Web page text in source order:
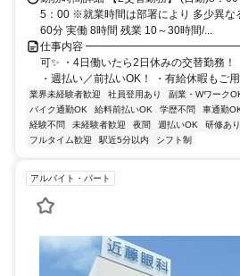
5：00 ※就業時間は部署により 多少異な
60分 実働 8時間 残業 10～30時間/...
仕事内容 ━━━━━━━━━━━━━━━━━
可✨ ・4日働いたら2日休みの交替勤務！
・週払い／前払いOK！ ・有給休暇
業界未経験者歓迎 社員登用あり 副業・Wワーク
バイク通勤OK
給料前払いOK 学歴不問 車通勤
経験不問
未経験者歓迎 夜間 週払いOK 研修あり
フルタイム歓迎
駅近5分以内 シフト制
アルバイト・パート